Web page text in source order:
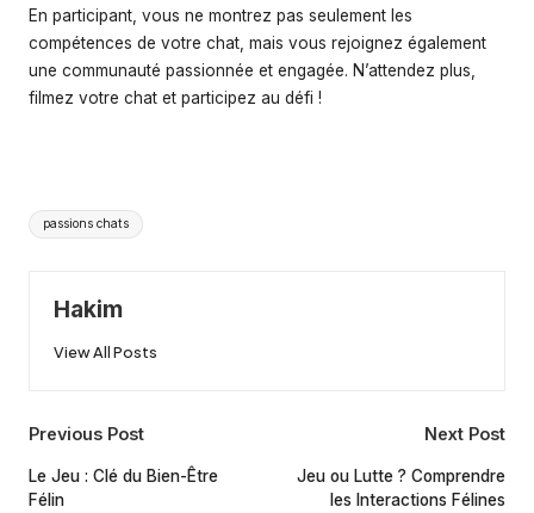
En participant, vous ne montrez pas seulement les
compétences de votre chat, mais vous rejoignez également
une communauté passionnée et engagée. N’attendez plus,
filmez votre chat et participez au défi !
Tags:
passions chats
Hakim
View All Posts
Post
navigation
Previous Post
Le Jeu : Clé du Bien-Être
Félin
Next Post
Jeu ou Lutte ? Comprendre
les Interactions Félines